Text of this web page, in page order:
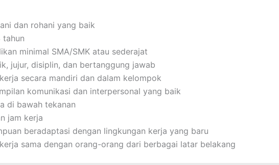
dan rohani yang baik
tahun
minimal SMA/SMK atau sederajat
jujur, disiplin, dan bertanggung jawab
secara mandiri dan dalam kelompok
komunikasi dan interpersonal yang baik
di bawah tekanan
jam kerja
beradaptasi dengan lingkungan kerja yang baru
sama dengan orang-orang dari berbagai latar belakang